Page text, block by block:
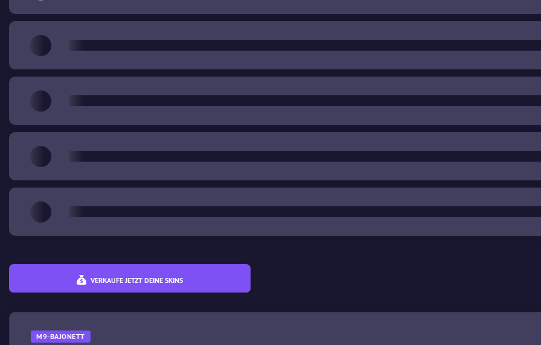
VERKAUFE JETZT DEINE SKINS
M9-BAJONETT